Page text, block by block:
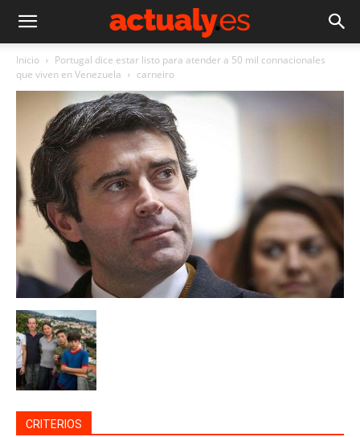
Inicio
Portugal dice estar listo para atender a 50 mil connacionales
que viven en Venezuela
carneiro
CRITERIOS